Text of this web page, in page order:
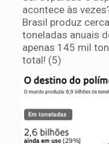
acontece às
Brasil produz
toneladas anuais
apenas 145 mil
total! (5)